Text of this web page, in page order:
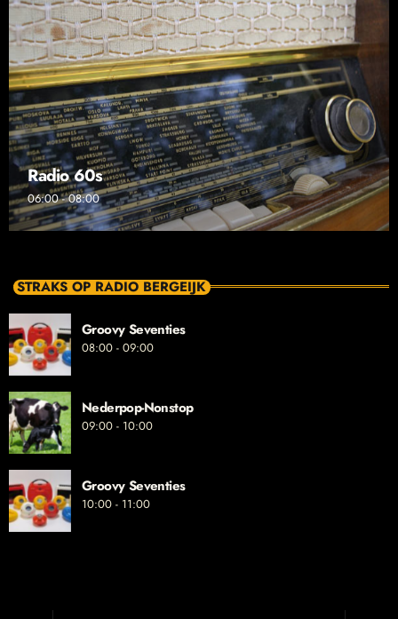
Radio 60s
06:00 - 08:00
STRAKS OP RADIO BERGEIJK
Groovy Seventies
08:00 - 09:00
Nederpop-Nonstop
09:00 - 10:00
Groovy Seventies
10:00 - 11:00